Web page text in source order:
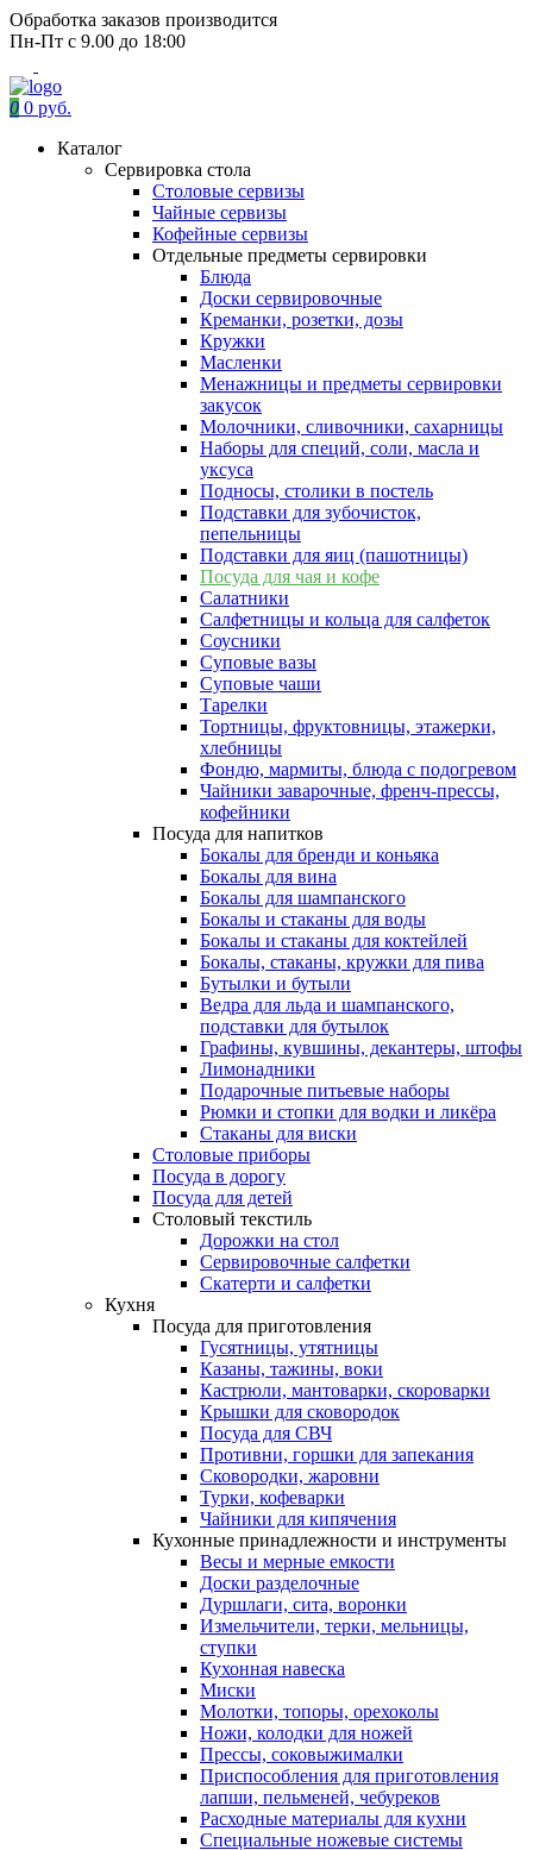
Обработка заказов производится
Пн-Пт с 9.00 до 18:00
0 0 руб.
Каталог
Сервировка стола
Столовые сервизы
Чайные сервизы
Кофейные сервизы
Отдельные предметы сервировки
Блюда
Доски сервировочные
Креманки, розетки, дозы
Кружки
Масленки
Менажницы и предметы сервировки
закусок
Молочники, сливочники, сахарницы
Наборы для специй, соли, масла и
уксуса
Подносы, столики в постель
Подставки для зубочисток,
пепельницы
Подставки для яиц (пашотницы)
Посуда для чая и кофе
Салатники
Салфетницы и кольца для салфеток
Соусники
Суповые вазы
Суповые чаши
Тарелки
Тортницы, фруктовницы, этажерки,
хлебницы
Фондю, мармиты, блюда с подогревом
Чайники заварочные, френч-прессы,
кофейники
Посуда для напитков
Бокалы для бренди и коньяка
Бокалы для вина
Бокалы для шампанского
Бокалы и стаканы для воды
Бокалы и стаканы для коктейлей
Бокалы, стаканы, кружки для пива
Бутылки и бутыли
Ведра для льда и шампанского,
подставки для бутылок
Графины, кувшины, декантеры, штофы
Лимонадники
Подарочные питьевые наборы
Рюмки и стопки для водки и ликёра
Стаканы для виски
Столовые приборы
Посуда в дорогу
Посуда для детей
Столовый текстиль
Дорожки на стол
Сервировочные салфетки
Скатерти и салфетки
Кухня
Посуда для приготовления
Гусятницы, утятницы
Казаны, тажины, воки
Кастрюли, мантоварки, скороварки
Крышки для сковородок
Посуда для СВЧ
Противни, горшки для запекания
Сковородки, жаровни
Турки, кофеварки
Чайники для кипячения
Кухонные принадлежности и инструменты
Весы и мерные емкости
Доски разделочные
Дуршлаги, сита, воронки
Измельчители, терки, мельницы,
ступки
Кухонная навеска
Миски
Молотки, топоры, орехоколы
Ножи, колодки для ножей
Прессы, соковыжималки
Приспособления для приготовления
лапши, пельменей, чебуреков
Расходные материалы для кухни
Специальные ножевые системы